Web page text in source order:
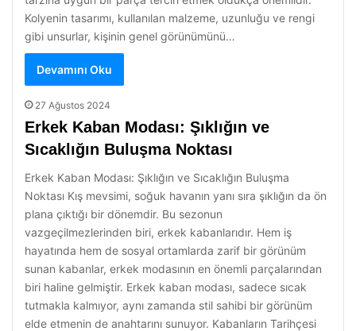
Kolyenin tasarımı, kullanılan malzeme, uzunluğu ve rengi
gibi unsurlar, kişinin genel görünümünü…
Devamını Oku
27 Ağustos 2024
Erkek Kaban Modası: Şıklığın ve
Sıcaklığın Buluşma Noktası
Erkek Kaban Modası: Şıklığın ve Sıcaklığın Buluşma
Noktası Kış mevsimi, soğuk havanın yanı sıra şıklığın da ön
plana çıktığı bir dönemdir. Bu sezonun
vazgeçilmezlerinden biri, erkek kabanlarıdır. Hem iş
hayatında hem de sosyal ortamlarda zarif bir görünüm
sunan kabanlar, erkek modasının en önemli parçalarından
biri haline gelmiştir. Erkek kaban modası, sadece sıcak
tutmakla kalmıyor, aynı zamanda stil sahibi bir görünüm
elde etmenin de anahtarını sunuyor. Kabanların Tarihçesi